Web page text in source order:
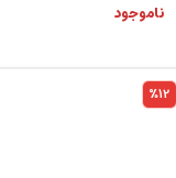
ناموجود
%12